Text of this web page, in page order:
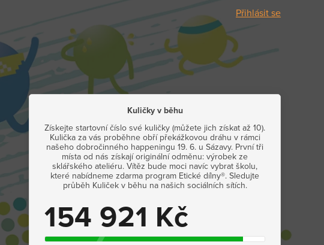
Přihlásit se
Kuličky v běhu
Získejte startovní číslo své kuličky (můžete jich získat až 10).
Kulička za vás proběhne obří překážkovou dráhu v rámci
našeho dobročinného happeningu 19. 6. u Sázavy. První tři
místa od nás získají originální odměnu: výrobek ze
sklářského ateliéru. Vítěz bude moci navíc vybrat školu,
které nabídneme zdarma program Etické dílny®. Sledujte
průběh Kuliček v běhu na našich sociálních sítích.
154 921 Kč